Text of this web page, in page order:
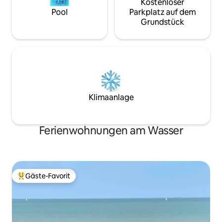
Pool
Kostenloser
Parkplatz auf dem
Grundstück
Klimaanlage
Ferienwohnungen am Wasser
Beliebter Gäste-Favorit.
Gäste-Favorit